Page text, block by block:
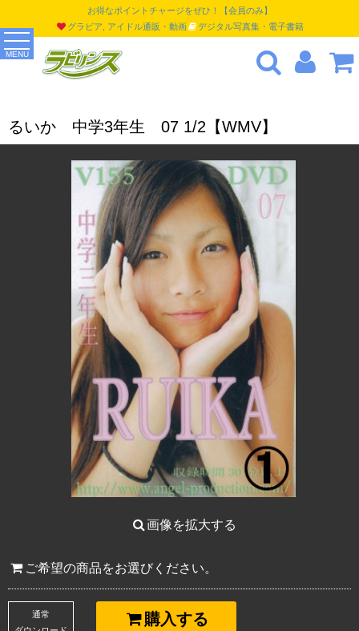
MENU
お得なポイントチャージをぜひ！【会員のみ】
グラビア, アイドル通販・動画
デジタル写真集・電子書籍
るいか 中学3年生 07 1/2【WMV】
画像を拡大する
ご希望の商品をお選びください。
購入する
通常